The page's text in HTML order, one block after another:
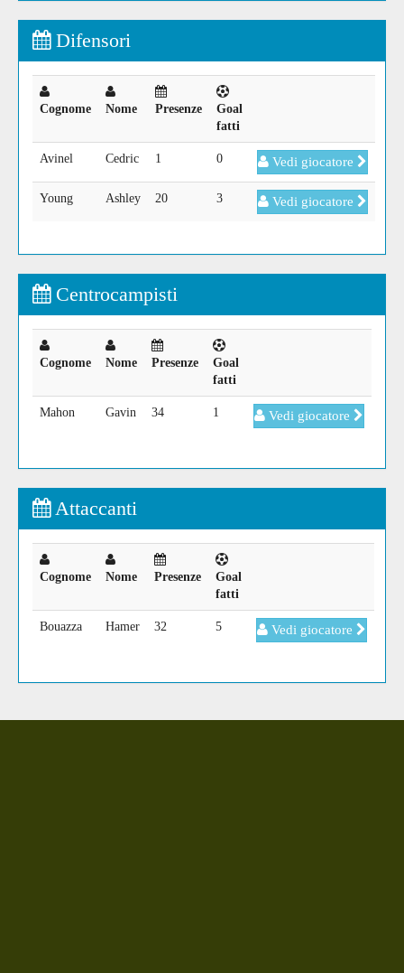
Difensori
Cognome Nome Presenze
Goal
fatti
Avinel Cedric 1 0 Vedi giocatore
Young Ashley 20 3 Vedi giocatore
Centrocampisti
Cognome Nome Presenze
Goal
fatti
Mahon Gavin 34 1 Vedi giocatore
Attaccanti
Cognome Nome Presenze
Goal
fatti
Bouazza Hamer 32 5 Vedi giocatore